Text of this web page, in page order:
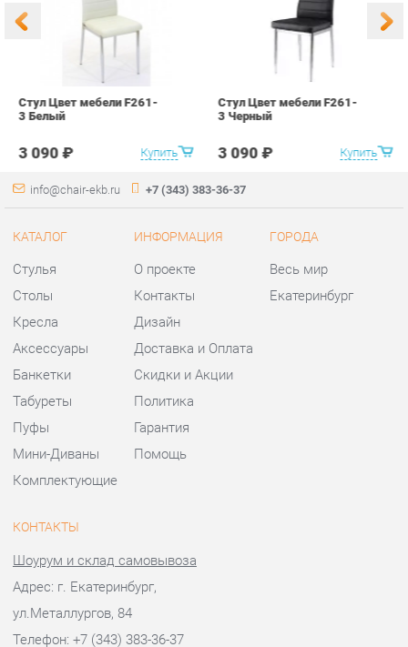
3 090 ₽ Купить
Стулья
Столы
Аксессуары
Пуфы
Мини-Диваны
Комплектующие
Контакты
Доставка и Оплата
Гарантия
Помощь
Весь мир
Екатеринбург
КОНТАКТЫ
Шоурум и склад самовывоза
Адрес: г. Екатеринбург,
ул.Металлургов, 84
Телефон: +7 (343) 383-36-37
Пн - Пт:10:00 - 20:00 (GMT+5)
Отправить сообщение